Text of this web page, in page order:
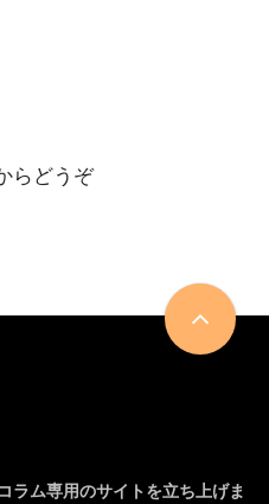
らどうぞ
ラム専用のサイトを立ち上げま